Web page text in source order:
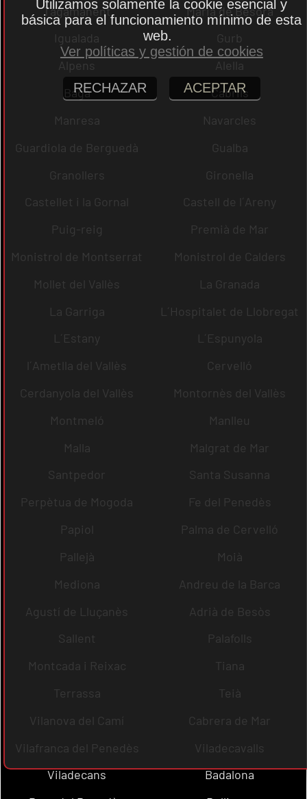
Tagamanent
Maria de Besora
Igualada
Gurb
Alpens
Alella
Bagà
Cabrils
Manresa
Navarcles
Guardiola de Berguedà
Gualba
Granollers
Gironella
Castellet i la Gornal
Castell de l´Areny
Puig-reig
Premià de Mar
Monistrol de Montserrat
Monistrol de Calders
Mollet del Vallès
La Granada
La Garriga
L´Hospitalet de Llobregat
L´Estany
L´Espunyola
l´Ametlla del Vallès
Cervelló
Cerdanyola del Vallès
Montornès del Vallès
Montmeló
Manlleu
Malla
Malgrat de Mar
Santpedor
Santa Susanna
Perpètua de Mogoda
Fe del Penedès
Papiol
Palma de Cervelló
Pallejà
Moià
Mediona
Andreu de la Barca
Agustí de Lluçanès
Adrià de Besòs
Sallent
Palafolls
Montcada i Reixac
Tiana
Terrassa
Teià
Vilanova del Camí
Cabrera de Mar
Vilafranca del Penedès
Viladecavalls
Viladecans
Badalona
Utilizamos solamente la cookie esencial y
básica para el funcionamiento mínimo de esta
web.
Ver políticas y gestión de cookies
RECHAZAR ACEPTAR